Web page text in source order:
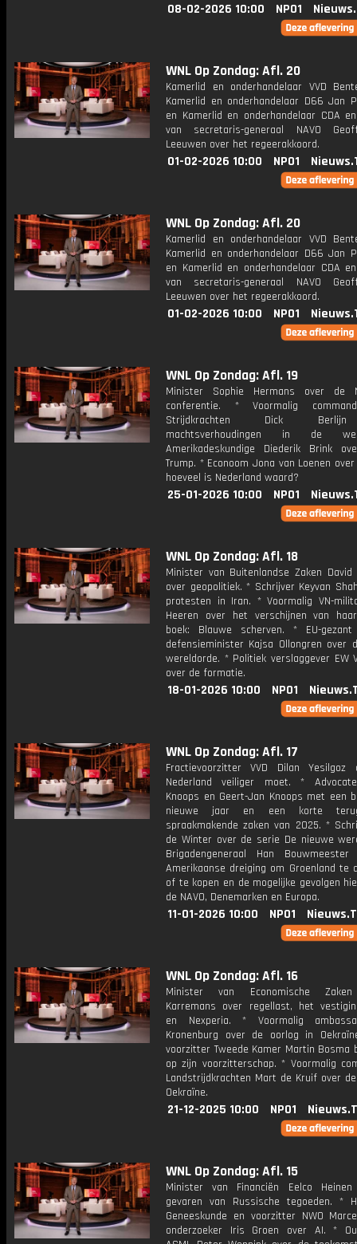
08-02-2026 10:00 NPO1
WNL Op Zondag: Afl. 20
Kamerlid en onderhandelaar VVD
Kamerlid en onderhandelaar D66 Jan
en Kamerlid en onderhandelaar CDA
van secretaris-generaal NAVO
Leeuwen over het regeerakkoord.
01-02-2026 10:00 NPO1
WNL Op Zondag: Afl. 20
Kamerlid en onderhandelaar VVD
Kamerlid en onderhandelaar D66 Jan
en Kamerlid en onderhandelaar CDA
van secretaris-generaal NAVO
Leeuwen over het regeerakkoord.
01-02-2026 10:00 NPO1
WNL Op Zondag: Afl. 19
Minister Sophie Hermans over de
conferentie. * Voormalig
Strijdkrachten Dick
machtsverhoudingen in de
Amerikadeskundige Diederik Brink
Trump. * Econoom Jona van Loenen
hoeveel is Nederland waard?
25-01-2026 10:00 NPO1
WNL Op Zondag: Afl. 18
Minister van Buitenlandse Zaken David
over geopolitiek. * Schrijver Keyvan
protesten in Iran. * Voormalig VN-
Heeren over het verschijnen van
boek: Blauwe scherven. * EU-
defensieminister Kajsa Ollongren over
wereldorde. * Politiek verslaggever EW
over de formatie.
18-01-2026 10:00 NPO1
WNL Op Zondag: Afl. 17
Fractievoorzitter VVD Dilan Yesilgoz
Nederland veiliger moet. *
Knoops en Geert-Jan Knoops met een
nieuwe jaar en een korte
spraakmakende zaken van 2025. *
de Winter over de serie De nieuwe
Brigadengeneraal Han
Amerikaanse dreiging om Groenland te
of te kopen en de mogelijke gevolgen
de NAVO, Denemarken en Europa.
11-01-2026 10:00 NPO1
WNL Op Zondag: Afl. 16
Minister van Economische
Karremans over regellast, het
en Nexperia. * Voormalig
Kronenburg over de oorlog in
voorzitter Tweede Kamer Martin Bosma
op zijn voorzitterschap. * Voormalig
Landstrijdkrachten Mart de Kruif over
Oekraïne.
21-12-2025 10:00 NPO1
WNL Op Zondag: Afl. 15
Minister van Financiën Eelco
gevaren van Russische tegoeden. *
Geneeskunde en voorzitter NWO
onderzoeker Iris Groen over AI. *